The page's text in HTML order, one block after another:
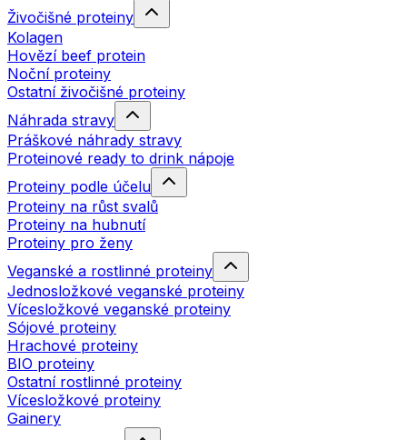
Živočišné proteiny
Kolagen
Hovězí beef protein
Noční proteiny
Ostatní živočišné proteiny
Náhrada stravy
Práškové náhrady stravy
Proteinové ready to drink nápoje
Proteiny podle účelu
Proteiny na růst svalů
Proteiny na hubnutí
Proteiny pro ženy
Veganské a rostlinné proteiny
Jednosložkové veganské proteiny
Vícesložkové veganské proteiny
Sójové proteiny
Hrachové proteiny
BIO proteiny
Ostatní rostlinné proteiny
Vícesložkové proteiny
Gainery